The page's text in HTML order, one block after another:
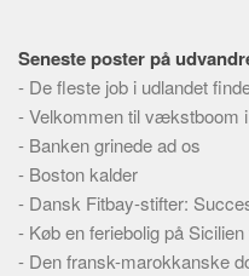
Seneste poster på
- De fleste job i udlandet
-Velkommen til vækstboom
- Banken grinede ad os
- Boston kalder
- Dansk Fitbay-stifter:
- Køb en feriebolig på
- Den fransk-marokkanske